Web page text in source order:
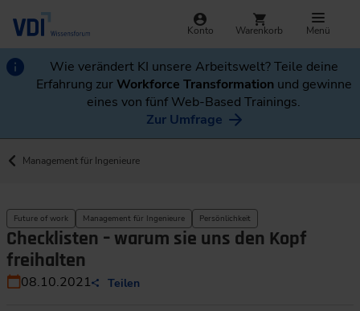
Konto Warenkorb Menü
Wie verändert KI unsere Arbeitswelt? Teile deine
Erfahrung zurWorkforce Transformation und gewinne
eines von fünf Web-Based Trainings.
Zur Umfrage
Management für Ingenieure
Future of work Management für Ingenieure Persönlichkeit
Checklisten – warum sie uns den Kopf
freihalten
08.10.2021 Teilen